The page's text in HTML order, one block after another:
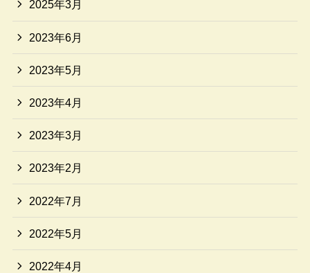
2025年3月
2023年6月
2023年5月
2023年4月
2023年3月
2023年2月
2022年7月
2022年5月
2022年4月